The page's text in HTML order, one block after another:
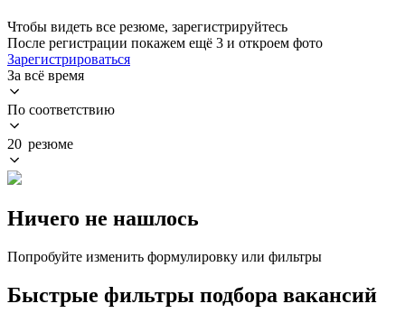
Чтобы видеть все резюме, зарегистрируйтесь
После регистрации покажем ещё 3 и откроем фото
Зарегистрироваться
За всё время
По соответствию
20 резюме
Ничего не нашлось
Попробуйте изменить формулировку или фильтры
Быстрые фильтры подбора вакансий